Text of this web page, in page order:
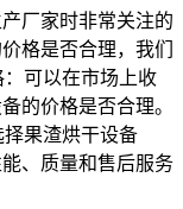
厂家时非常关注的
格是否合理，我们
可以在市场上收
的价格是否合理。
果渣烘干设备
、质量和售后服务